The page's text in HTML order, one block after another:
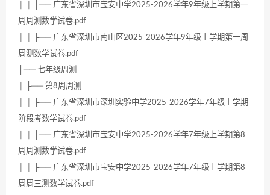
│ │ ├── 广东省深圳市宝安中学2025-2026学年9年级上学期第一
周周测数学试卷.pdf
│ │ ├── 广东省深圳市南山区2025-2026学年9年级上学期第一周
周测数学试卷.pdf
├── 七年级周测
│ ├── 第8周周测
│ │ ├── 广东省深圳市深圳实验中学2025-2026学年7年级上学期
阶段考数学试卷.pdf
│ │ ├── 广东省深圳市宝安中学2025-2026学年7年级上学期第8
周周测数学试卷.pdf
│ │ ├── 广东省深圳市宝安中学2025-2026学年7年级上学期第8
周周三测数学试卷.pdf